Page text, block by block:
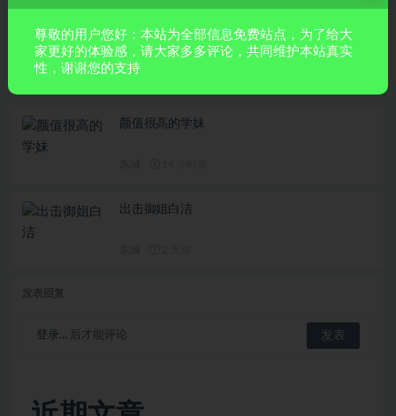
珞琪
颜值很⾼的学妹
出击御姐白洁
登录... 后才能评论
尊敬的用户您好：本站为全部信息免费站点，为了给大
家更好的体验感，请大家多多评论，共同维护本站真实
性，谢谢您的支持